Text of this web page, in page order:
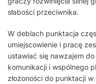
słabości przeciwnika.
W deblach punktacja
umiejscowienie i pracę
ustawiać się nawzajem
komunikacji i wspólnego
złożoności do punktacji